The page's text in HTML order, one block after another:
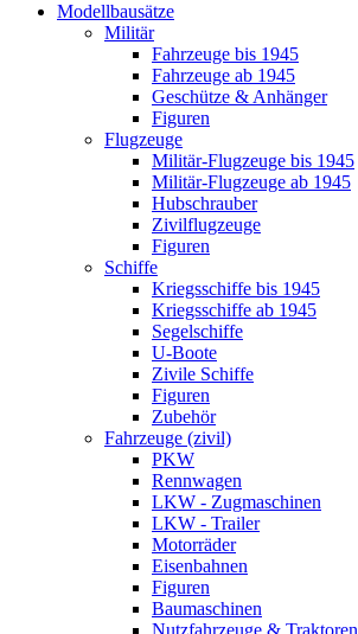
Modellbausätze
Militär
Fahrzeuge bis 1945
Fahrzeuge ab 1945
Geschütze & Anhänger
Figuren
Flugzeuge
Militär-Flugzeuge bis 1945
Militär-Flugzeuge ab 1945
Hubschrauber
Zivilflugzeuge
Figuren
Schiffe
Kriegsschiffe bis 1945
Kriegsschiffe ab 1945
Segelschiffe
U-Boote
Zivile Schiffe
Figuren
Zubehör
Fahrzeuge (zivil)
PKW
Rennwagen
LKW - Zugmaschinen
LKW - Trailer
Motorräder
Eisenbahnen
Figuren
Baumaschinen
Nutzfahrzeuge & Traktoren